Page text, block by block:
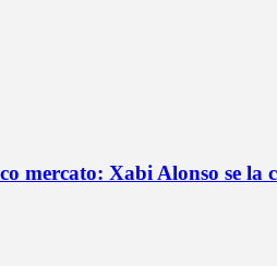
mercato: Xabi Alonso se la